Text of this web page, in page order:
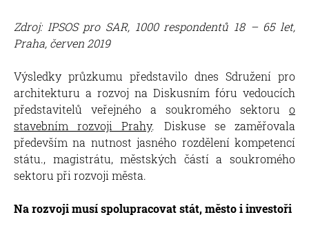
Zdroj: IPSOS pro SAR, 1000 respondentů 18 – 65 let,
Praha, červen 2019
Výsledky průzkumu představilo dnes Sdružení pro
architekturu a rozvoj na Diskusním fóru vedoucích
představitelů veřejného a soukromého sektoru o
stavebním rozvoji Prahy. Diskuse se zaměřovala
především na nutnost jasného rozdělení kompetencí
státu., magistrátu, městských částí a soukromého
sektoru při rozvoji města.
Na rozvoji musí spolupracovat stát, město i investoři